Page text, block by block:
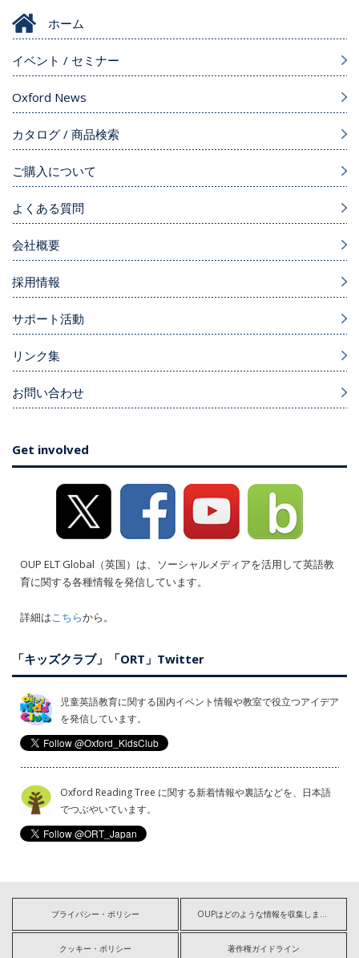
ホーム
イベント / セミナー
Oxford News
カタログ / 商品検索
ご購入について
よくある質問
会社概要
採用情報
サポート活動
リンク集
お問い合わせ
Get involved
OUP ELT Global（英国）は、ソーシャルメディアを活用して英語教
育に関する各種情報を発信しています。
詳細はこちらから。
「キッズクラブ」「ORT」Twitter
児童英語教育に関する国内イベント情報や教室で役立つアイデア
を発信しています。
Oxford Reading Tree に関する新着情報や裏話などを、日本語
でつぶやいています。
プライバシー・ポリシー OUPはどのような情報を収集しますか?
クッキー・ポリシー 著作権ガイドライン